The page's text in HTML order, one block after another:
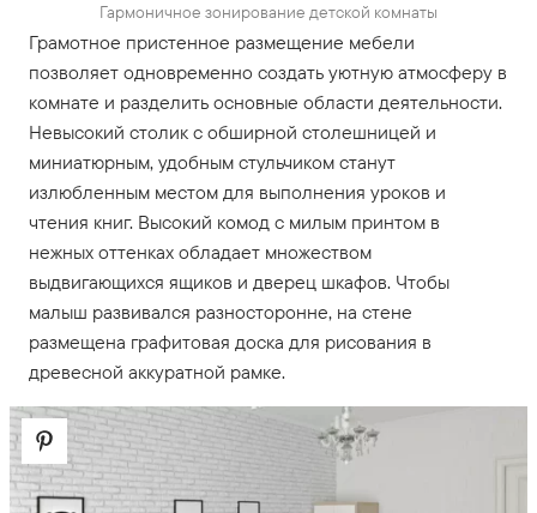
Гармоничное зонирование детской комнаты
Грамотное пристенное размещение мебели
позволяет одновременно создать уютную атмосферу в
комнате и разделить основные области деятельности.
Невысокий столик с обширной столешницей и
миниатюрным, удобным стульчиком станут
излюбленным местом для выполнения уроков и
чтения книг. Высокий комод с милым принтом в
нежных оттенках обладает множеством
выдвигающихся ящиков и дверец шкафов. Чтобы
малыш развивался разносторонне, на стене
размещена графитовая доска для рисования в
древесной аккуратной рамке.